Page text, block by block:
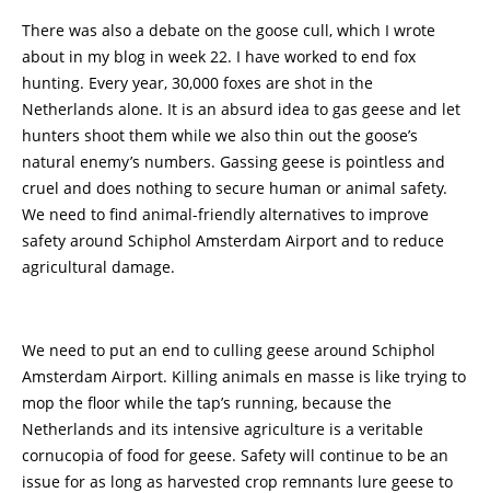
There was also a debate on the goose cull, which I wrote
about in my blog in week 22. I have worked to end fox
hunting. Every year, 30,000 foxes are shot in the
Netherlands alone. It is an absurd idea to gas geese and let
hunters shoot them while we also thin out the goose’s
natural enemy’s numbers. Gassing geese is pointless and
cruel and does nothing to secure human or animal safety.
We need to find animal-friendly alternatives to improve
safety around Schiphol Amsterdam Airport and to reduce
agricultural damage.
We need to put an end to culling geese around Schiphol
Amsterdam Airport. Killing animals en masse is like trying to
mop the floor while the tap’s running, because the
Netherlands and its intensive agriculture is a veritable
cornucopia of food for geese. Safety will continue to be an
issue for as long as harvested crop remnants lure geese to